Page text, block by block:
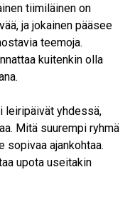
tiimiläinen on
ja jokainen pääsee
teemoja.
kuitenkin olla
leiripäivät yhdessä,
Mitä suurempi ryhmä
sopivaa ajankohtaa.
upota useitakin